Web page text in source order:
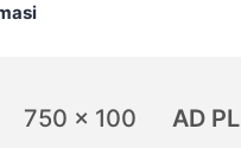
750 x 100 AD